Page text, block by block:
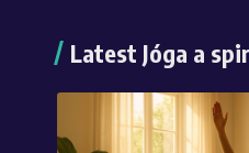
Latest Jóga a